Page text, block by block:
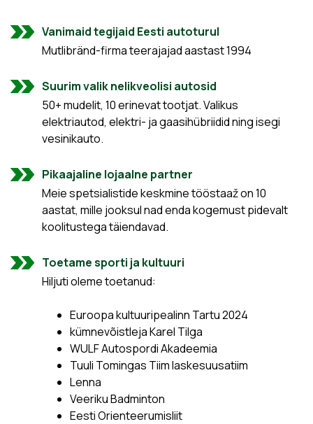
Vanimaid tegijaid Eesti autoturul
Mutlibränd-firma teerajajad aastast 1994
Suurim valik nelikveolisi autosid
50+ mudelit, 10 erinevat tootjat. Valikus
elektriautod, elektri- ja gaasihübriidid ning isegi
vesinikauto.
Pikaajaline lojaalne partner
Meie spetsialistide keskmine tööstaaž on 10
aastat, mille jooksul nad enda kogemust pidevalt
koolitustega täiendavad.
Toetame sporti ja kultuuri
Hiljuti oleme toetanud:
Euroopa kultuuripealinn Tartu 2024
kümnevõistleja Karel Tilga
WULF Autospordi Akadeemia
Tuuli Tomingas Tiim laskesuusatiim
Lenna
Veeriku Badminton
Eesti Orienteerumisliit